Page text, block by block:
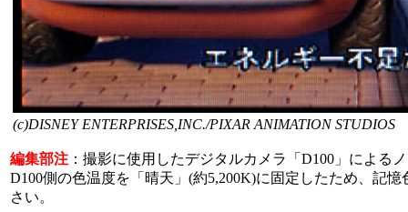
(c)DISNEY ENTERPRISES,INC./PIXAR ANIMATION STUDIOS
編集部注 ：撮影に使用したデジタルカメラ「D100」による
D100側の色温度を「晴天」(約5,200K)に固定したため、記
さい。